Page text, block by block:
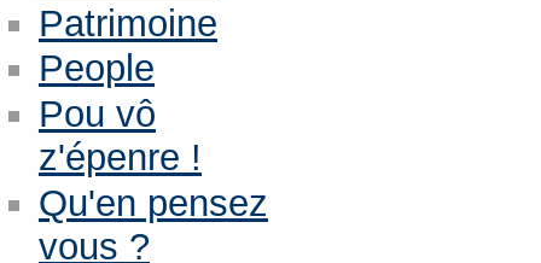
Patrimoine
People
Pou vô
z'épenre !
Qu'en pensez
vous ?